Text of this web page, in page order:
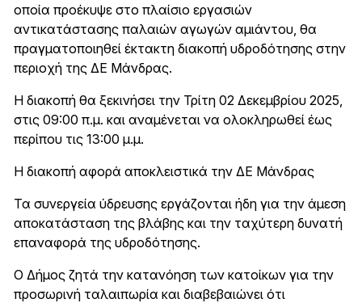
οποία προέκυψε στο πλαίσιο εργασιών
αντικατάστασης παλαιών αγωγών αμιάντου, θα
πραγματοποιηθεί έκτακτη διακοπή υδροδότησης στην
περιοχή της ΔΕ Μάνδρας.
Η διακοπή θα ξεκινήσει την Τρίτη 02 Δεκεμβρίου 2025,
στις 09:00 π.μ. και αναμένεται να ολοκληρωθεί έως
περίπου τις 13:00 μ.μ.
Η διακοπή αφορά αποκλειστικά την ΔΕ Μάνδρας
Τα συνεργεία ύδρευσης εργάζονται ήδη για την άμεση
αποκατάσταση της βλάβης και την ταχύτερη δυνατή
επαναφορά της υδροδότησης.
Ο Δήμος ζητά την κατανόηση των κατοίκων για την
προσωρινή ταλαιπωρία και διαβεβαιώνει ότι